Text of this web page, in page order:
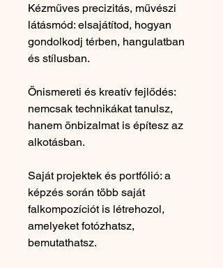
Kézműves precizitás, művészi
látásmód: elsajátítod, hogyan
gondolkodj térben, hangulatban
és stílusban.
Önismereti és kreatív fejlődés:
nemcsak technikákat tanulsz,
hanem önbizalmat is építesz az
alkotásban.
Saját projektek és portfólió: a
képzés során több saját
falkompozíciót is létrehozol,
amelyeket fotózhatsz,
bemutathatsz.